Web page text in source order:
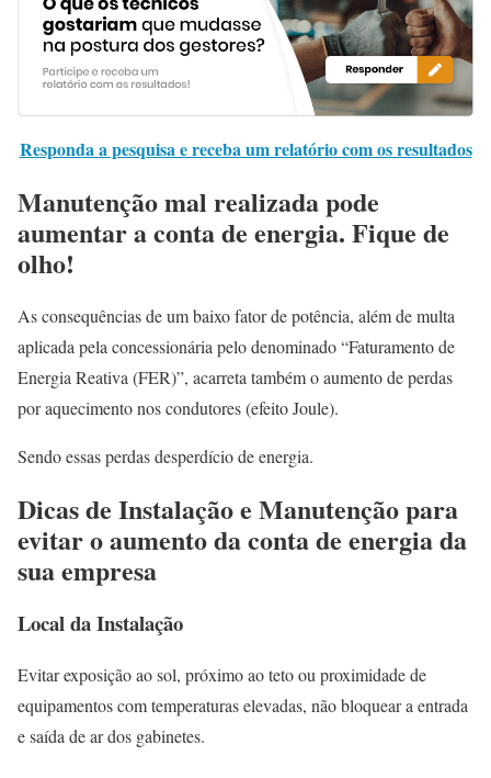
Responda a pesquisa e receba um relatório com os resultados
Manutenção mal realizada pode
aumentar a conta de energia. Fique de
olho!
As consequências de um baixo fator de potência, além de multa
aplicada pela concessionária pelo denominado “Faturamento de
Energia Reativa (FER)”, acarreta também o aumento de perdas
por aquecimento nos condutores (efeito Joule).
Sendo essas perdas desperdício de energia.
Dicas de Instalação e Manutenção para
evitar o aumento da conta de energia da
sua empresa
Local da Instalação
Evitar exposição ao sol, próximo ao teto ou proximidade de
equipamentos com temperaturas elevadas, não bloquear a entrada
e saída de ar dos gabinetes.